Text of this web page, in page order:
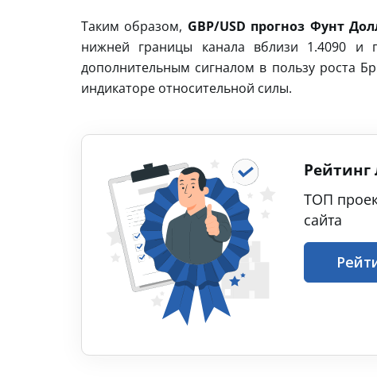
Таким образом, GBP/USD прогноз Фунт
нижней границы канала вблизи 1.4090
дополнительным сигналом в пользу роста
индикаторе относительной силы.
Рейтинг
ТОП
сайта